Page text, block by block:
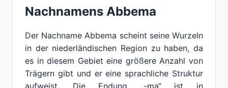
Nachnamens Abbema
Der Nachname Abbema scheint seine Wurzeln
in der niederländischen Region zu haben, da
es in diesem Gebiet eine größere Anzahl von
Trägern gibt und er eine sprachliche Struktur
aufweist. Die Endung „-ma“ ist in